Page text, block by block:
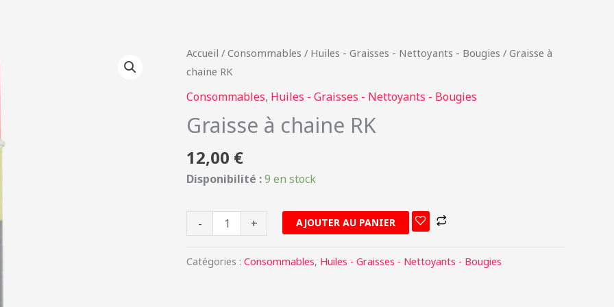
Accueil / Consommables / Huiles - Graisses - Nettoyants - Bougies / Graisse à
chaine RK
Consommables, Huiles - Graisses - Nettoyants - Bougies
Graisse à chaine RK
12,00 €
Disponibilité :9 en stock
-
quantité
de
Graisse
chaine
+ AJOUTER AU PANIER
Catégories : Consommables, Huiles - Graisses - Nettoyants - Bougies